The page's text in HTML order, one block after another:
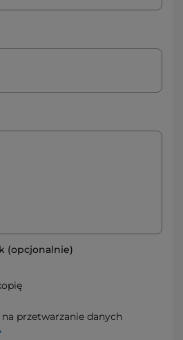
(opcjonalnie)
przetwarzanie danych